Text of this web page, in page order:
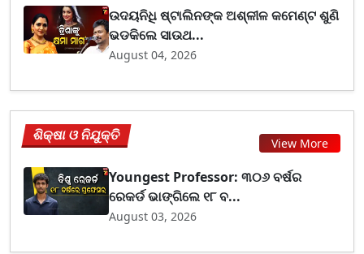
ଉଦୟନିଧି ଷ୍ଟାଲିନଙ୍କ ଅଶ୍ଳୀଳ କମେଣ୍ଟ ଶୁଣି
ଭଡକିଲେ ସାଉଥ...
August 04, 2026
ଶିକ୍ଷା ଓ ନିଯୁକ୍ତି View More
Youngest Professor: ୩୦୬ ବର୍ଷର
ରେକର୍ଡ ଭାଙ୍ଗିଲେ ୧୮ ବ...
August 03, 2026